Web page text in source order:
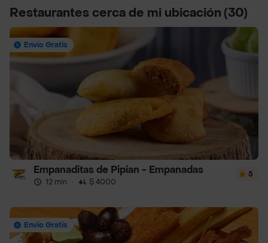
Restaurantes cerca de mi ubicación (30)
Envío Gratis
Empanaditas de Pipian - Empanadas
12 min · $ 4000
5
Envío Gratis